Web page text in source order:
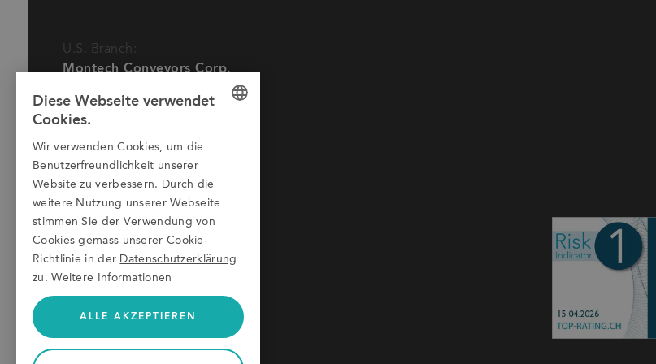
Ich habe die
Diese Seite ist durch reCAPTCHA geschützt und es gelten die Google
U.S. Branch:
Montech Conveyors Corp.
Charlotte, NC 28206
USA
Phone: +1 980 207-3622
E-Mail:info.us@montech.com
ENGLISH
ITALIAN
Diese Webseite verwendet
Cookies.
Wir verwenden Cookies, um die
Benutzerfreundlichkeit unserer
Website zu verbessern. Durch die
weitere Nutzung unserer Webseite
stimmen Sie der Verwendung von
Cookies gemäss unserer Cookie-
Richtlinie in der Datenschutzerklärung
zu. Weitere Informationen
ALLE AKZEPTIEREN